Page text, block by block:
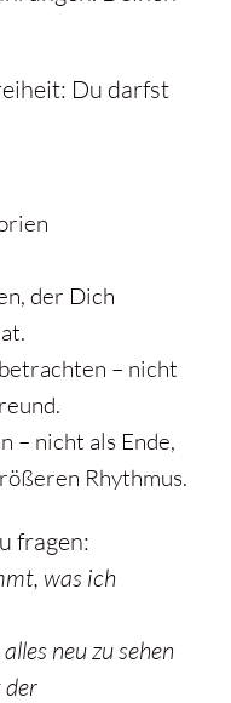
Du darfst
der Dich
– nicht
– nicht als Ende,
Rhythmus.
fragen:
was ich
neu zu sehen